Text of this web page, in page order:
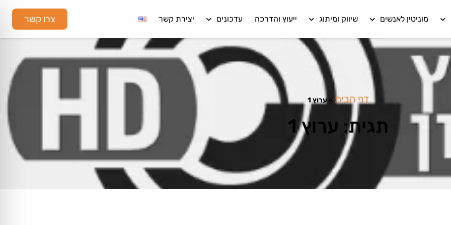
מוניטין לאנשים שיווק ומיתוג ייעוץ והדרכה עדכונים יצירת קשר צרו קשר
דף הבית » ערוץ 1
תגית: ערוץ 1